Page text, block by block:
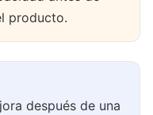
producto.
después de una